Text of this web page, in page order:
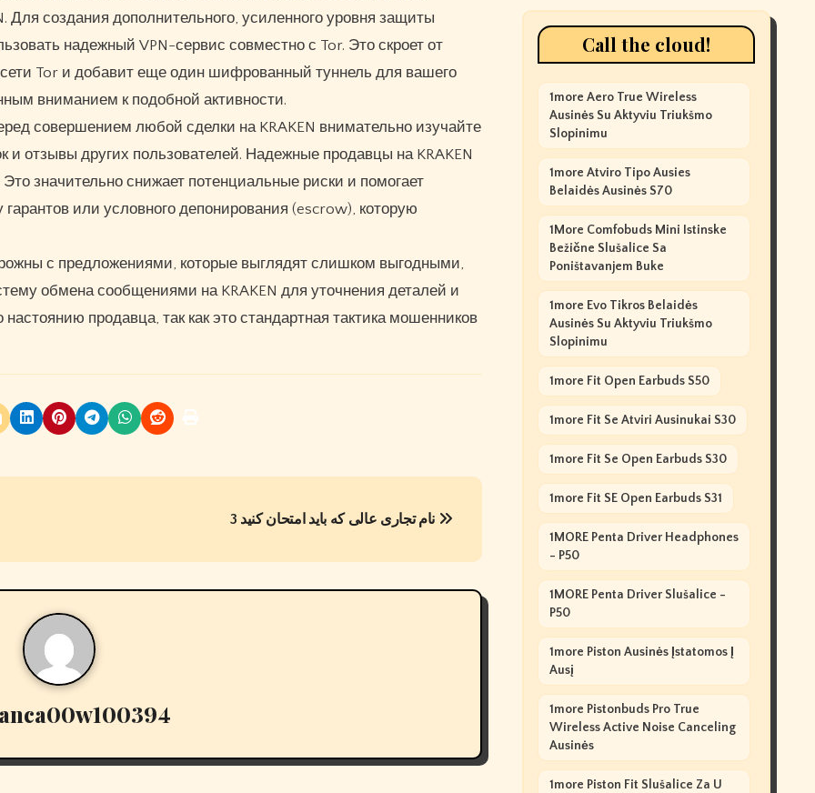
Для создания дополнительного, усиленного уровня защиты
надежный VPN-сервис совместно с Tor. Это скроет от
Tor и добавит еще один шифрованный туннель для вашего
вниманием к подобной активности.
совершением любой сделки на KRAKEN внимательно изучайте
отзывы других пользователей. Надежные продавцы на KRAKEN
значительно снижает потенциальные риски и помогает
или условного депонирования (escrow), которую
с предложениями, которые выглядят слишком выгодными,
обмена сообщениями на KRAKEN для уточнения деталей и
продавца, так как это стандартная тактика мошенников
Call the cloud!
1more Aero True Wireless
Ausinės Su Aktyviu Triukšmo
Slopinimu
1more Atviro Tipo Ausies
Belaidės Ausinės S70
1More Comfobuds Mini Istinske
Bežične Slušalice Sa
Poništavanjem Buke
1more Evo Tikros Belaidės
Ausinės Su Aktyviu Triukšmo
Slopinimu
1more Fit Open Earbuds S50
1more Fit Se Atviri Ausinukai S30
1more Fit Se Open Earbuds S30
1more Fit SE Open Earbuds S31
1MORE Penta Driver Headphones
- P50
1MORE Penta Driver Slušalice -
P50
1more Piston Ausinės Įstatomos Į
Ausį
1more Pistonbuds Pro True
Wireless Active Noise Canceling
Ausinės
1more Piston Fit Slušalice Za U